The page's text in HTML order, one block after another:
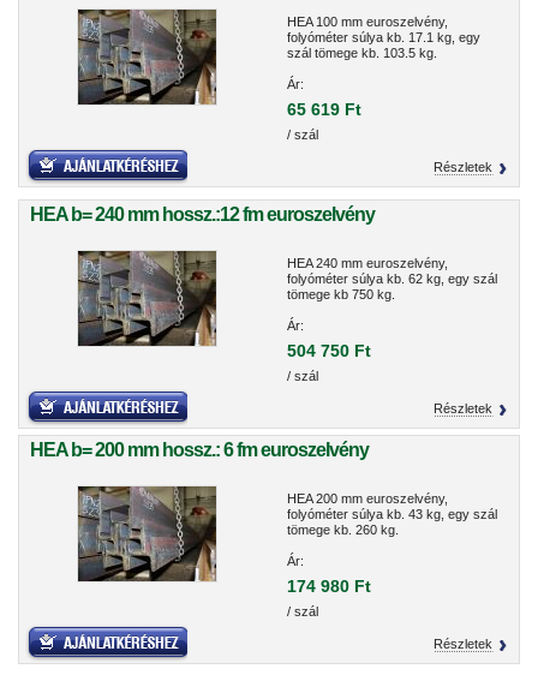
HEA 100 mm euroszelvény,
folyóméter súlya kb. 17.1 kg, egy
szál tömege kb. 103.5 kg.
Ár:
65 619 Ft
/ szál
Részletek
HEA b= 240 mm hossz.:12 fm euroszelvény
HEA 240 mm euroszelvény,
folyóméter súlya kb. 62 kg, egy szál
tömege kb 750 kg.
Ár:
504 750 Ft
/ szál
Részletek
HEA b= 200 mm hossz.: 6 fm euroszelvény
HEA 200 mm euroszelvény,
folyóméter súlya kb. 43 kg, egy szál
tömege kb. 260 kg.
Ár:
174 980 Ft
/ szál
Részletek